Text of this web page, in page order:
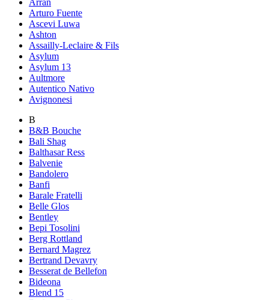
Arran
Arturo Fuente
Ascevi Luwa
Ashton
Assailly-Leclaire & Fils
Asylum
Asylum 13
Aultmore
Autentico Nativo
Avignonesi
B
B&B Bouche
Bali Shag
Balthasar Ress
Balvenie
Bandolero
Banfi
Barale Fratelli
Belle Glos
Bentley
Bepi Tosolini
Berg Rottland
Bernard Magrez
Bertrand Devavry
Besserat de Bellefon
Bideona
Blend 15